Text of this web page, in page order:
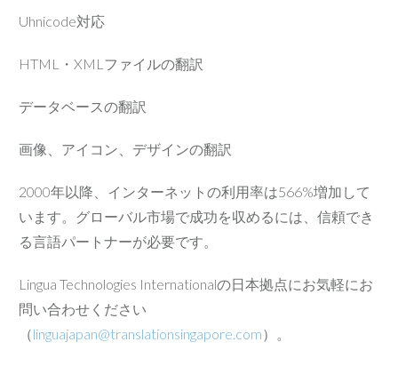
Uhnicode対応
HTML・XMLファイルの翻訳
データベースの翻訳
画像、アイコン、デザインの翻訳
2000年以降、インターネットの利用率は566%増加して
います。グローバル市場で成功を収めるには、信頼でき
る言語パートナーが必要です。
Lingua Technologies Internationalの日本拠点にお気軽にお
問い合わせください
（linguajapan@translationsingapore.com）。